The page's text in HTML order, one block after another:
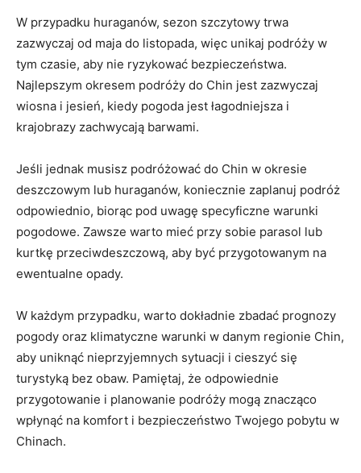
W‍ przypadku huraganów, sezon szczytowy trwa
zazwyczaj od ⁤maja do listopada, więc unikaj podróży w‍
tym​ czasie, aby nie ryzykować bezpieczeństwa.
Najlepszym okresem⁣ podróży do Chin jest zazwyczaj⁢
wiosna i jesień,‍ kiedy⁢ pogoda jest łagodniejsza ​i
⁢krajobrazy zachwycają barwami.
Jeśli jednak musisz podróżować do Chin w​ okresie
deszczowym lub huraganów, koniecznie zaplanuj podróż
odpowiednio, biorąc ⁢pod uwagę specyficzne warunki
pogodowe. Zawsze warto mieć przy sobie parasol ​lub
kurtkę⁢ przeciwdeszczową, ⁤aby być przygotowanym na
ewentualne opady.
W każdym przypadku, ⁣warto dokładnie zbadać prognozy
pogody oraz klimatyczne‌ warunki ‌w danym regionie ⁤Chin,
aby uniknąć ‍nieprzyjemnych sytuacji i cieszyć​ się
turystyką bez obaw. Pamiętaj, że odpowiednie
przygotowanie⁣ i planowanie podróży mogą znacząco
wpłynąć na komfort i bezpieczeństwo Twojego pobytu​ w
Chinach.